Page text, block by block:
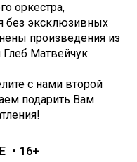
оркестра,
без эксклюзивных
произведения из
Матвейчук
с нами второй
подарить Вам
16+